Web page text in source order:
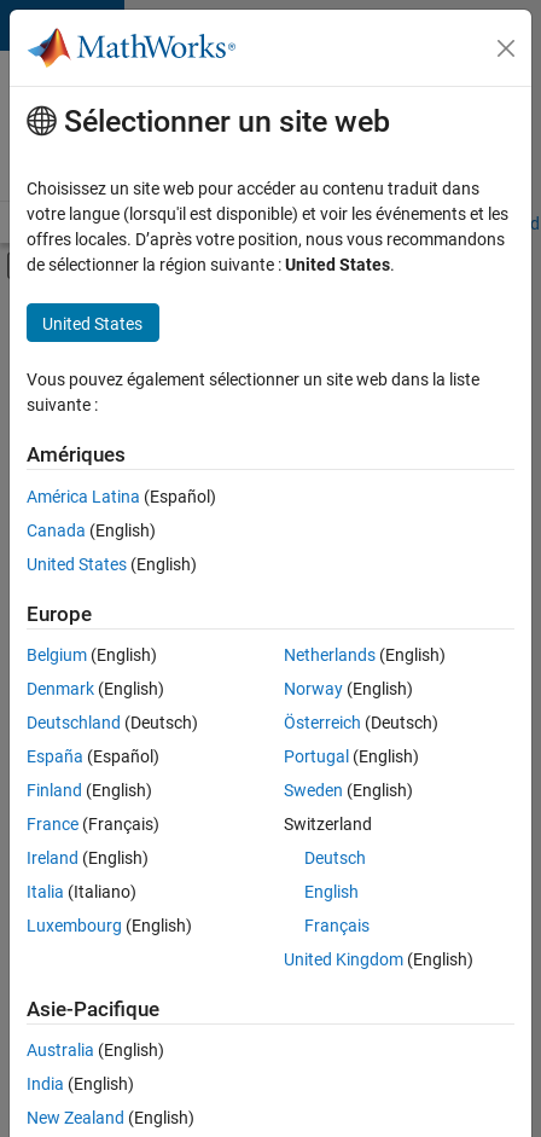
Passer au contenu
Votre
carrière
chez
Accueil Explorer nos opportunités Adresses de nos bureaux
Activer/désactiver l'affichage du menu
Contenu principal
FILTRER PAR
Applications et outils commerciaux
Globalisation
Rédaction technique
Actuellement,
aucune
offre
d'emploi
correspondant
à vos
critères
de
recherche.
Vous
pouvez
élargir
votre
recherche
ou
afficher
l’ensemble
d'emploi.
malgré
tout
vous
Sélectionner un site web
Choisissez un site web pour accéder au contenu traduit dans
votre langue (lorsqu'il est disponible) et voir les événements et les
offres locales. D’après votre position, nous vous recommandons
de sélectionner la région suivante :United States.
United States
Vous pouvez également sélectionner un site web dans la liste
suivante :
Amériques
América Latina (Español)
Canada (English)
United States (English)
Europe
Belgium (English)
Denmark (English)
Deutschland (Deutsch)
España (Español)
Finland (English)
France (Français)
Ireland (English)
Italia (Italiano)
Luxembourg (English)
Netherlands(English)
Norway(English)
Österreich (Deutsch)
Portugal (English)
Sweden (English)
Switzerland
Deutsch
English
Français
United Kingdom(English)
Asie-Pacifique
Australia (English)
India (English)
New Zealand (English)